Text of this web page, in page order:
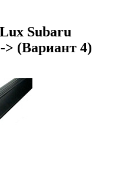
Subaru
> (Вариант 4)